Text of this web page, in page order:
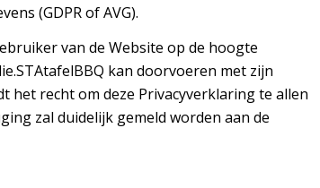
(GDPR of AVG).
van de Website op de hoogte
kan doorvoeren met zijn
het recht om deze Privacyverklaring te allen
zal duidelijk gemeld worden aan de